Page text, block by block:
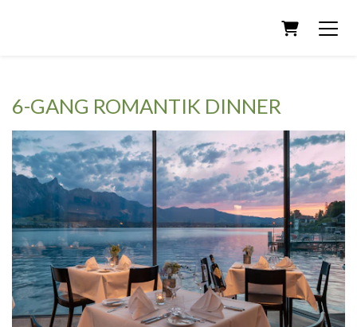
Warenkorb
6-GANG ROMANTIK DINNER